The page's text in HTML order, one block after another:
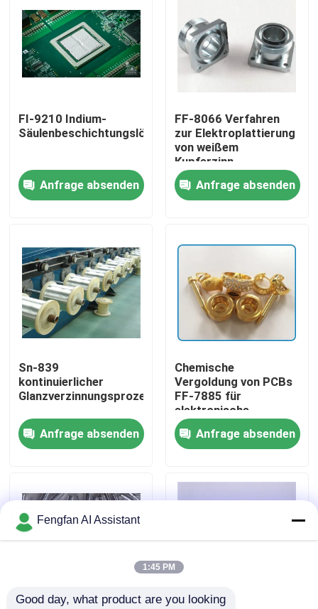
Zu Hause
Videos
Über uns
Werksbesichtigung
Qualitätskontrolle
Nachrichten
Chemikalien zur Verzinkung
FI-9210 Indium-
Säulenbeschichtungslösung
Anfrage absenden
FF-8066 Verfahren
zur Elektroplattierung
von weißem
Kupferzinn
Anfrage absenden
Sn-839
kontinuierlicher
Glanzverzinnungsprozess
Anfrage absenden
Chemische
Vergoldung von PCBs
FF-7885 für
elektronische
Produkte
Anfrage absenden
Fengfan AI Assistant
1:45 PM
Good day, what product are you looking